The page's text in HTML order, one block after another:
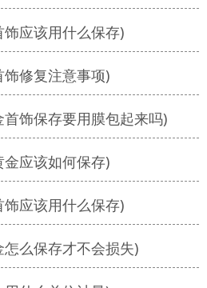
应该用什么保存)
修复注意事项)
饰保存要用膜包起来吗)
应该如何保存)
应该用什么保存)
么保存才不会损失)